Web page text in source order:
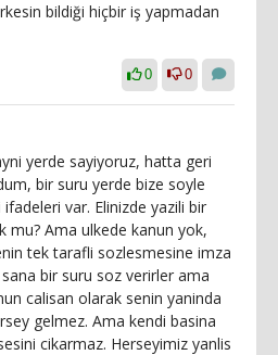
bildiği hiçbir iş yapmadan
0 0
yerde sayiyoruz, hatta geri
bir suru yerde bize soyle
var. Elinizde yazili bir
mu? Ama ulkede kanun yok,
tek tarafli sozlesmesine imza
bir suru soz verirler ama
calisan olarak senin yaninda
gelmez. Ama kendi basina
cikarmaz. Herseyimiz yanlis